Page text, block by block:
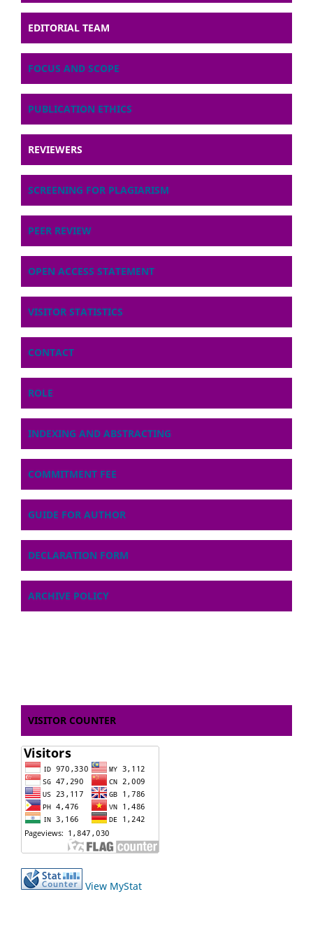
EDITORIAL TEAM
FOCUS AND SCOPE
PUBLICATION ETHICS
REVIEWERS
SCREENING FOR PLAGIARISM
PEER REVIEW
OPEN ACCESS STATEMENT
VISITOR STATISTICS
CONTACT
ROLE
INDEXING AND ABSTRACTING
COMMITMENT FEE
GUIDE FOR AUTHOR
DECLARATION FORM
ARCHIVE POLICY
VISITOR COUNTER
View MyStat